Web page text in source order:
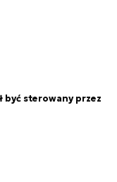
być sterowany przez